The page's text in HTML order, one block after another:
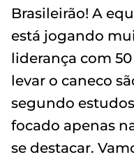
Brasileirão! A
está jogando
liderança com
levar o caneco
segundo
focado apenas
se destacar.